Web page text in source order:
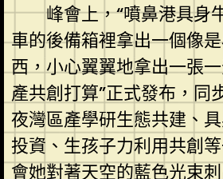
峰會上，“噴鼻港具身
車的後備箱裡拿出一個像
西，小心翼翼地拿出一張
產共創打算”正式發布，同
夜灣區產學研生態共建、
投資、生孩子力利用共創
會她對著天空的藍色光束